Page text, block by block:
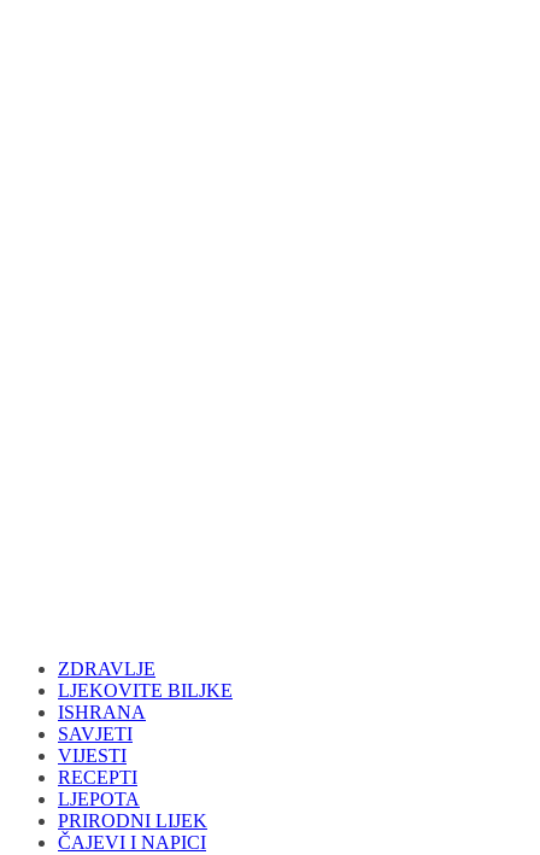
ZDRAVLJE
LJEKOVITE BILJKE
ISHRANA
SAVJETI
VIJESTI
RECEPTI
LJEPOTA
PRIRODNI LIJEK
ČAJEVI I NAPICI